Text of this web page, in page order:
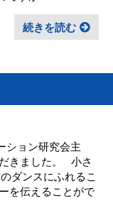
続きを読む
ション研究会主
きました。 小さ
ダンスにふれるこ
を伝えることがで